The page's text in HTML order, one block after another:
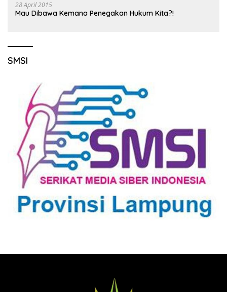
28 April 2015
Mau Dibawa Kemana Penegakan Hukum Kita?!
SMSI